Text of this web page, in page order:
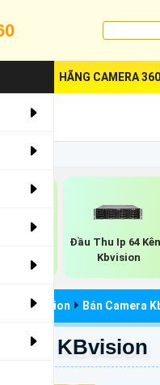
HÃNG CAMERA 360
Đầu Thu Ip 64
Kbvision
Kbvision Bán Camera
Nét KBvision